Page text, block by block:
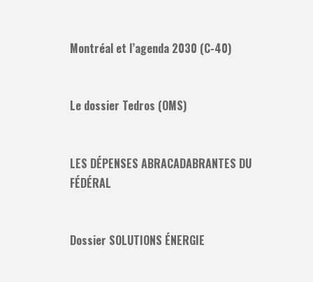
Montréal et l’agenda 2030 (C-40)
Le dossier Tedros (OMS)
LES DÉPENSES ABRACADABRANTES DU
FÉDÉRAL
Dossier SOLUTIONS ÉNERGIE